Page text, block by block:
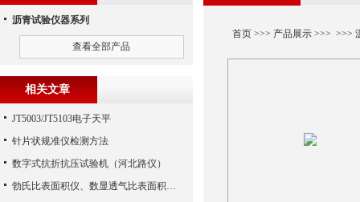
首页>>> 产品展示>>> >>>
沥青试验仪器系列
查看全部产品
相关文章
JT5003/JT5103电子天平
针片状规准仪检测方法
数字式抗折抗压试验机（河北路仪）
勃氏比表面积仪、数显透气比表面积测定仪、勃氏透气比表面积测定仪